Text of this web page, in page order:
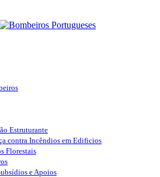
Estruturante
contra Incêndios em Edificios
Florestais
e Apoios